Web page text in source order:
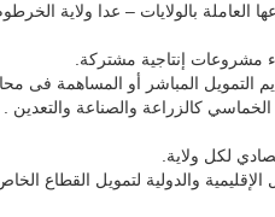
مشروعات إنتاجية مشتركة.
المباشر أو المساهمة فى
كالزراعة والصناعة والتعدين .
والدولية لتمويل القطاع